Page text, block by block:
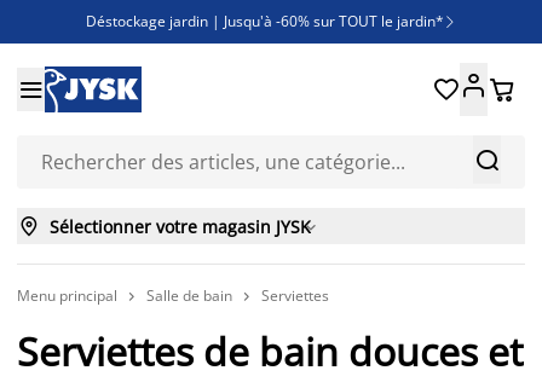
Déstockage jardin | Jusqu'à -60% sur TOUT le jardin* 
Jusqu'à -50% sur une sélection literie
Découvrez les nouveautés de la collection


 
 Sélectionner votre magasin JYSK
Menu principal  Salle de bain  Serviettes
Serviettes de bain douces et